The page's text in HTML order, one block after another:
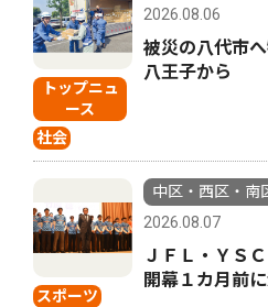
トップニュ
ース
社会
2026.08.06
被災の八代市
八王子から
スポーツ
中区・西区・南
2026.08.07
ＪＦＬ・ＹＳ
開幕１カ月前